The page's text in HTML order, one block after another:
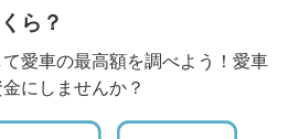
ら？
愛車の最高額を調べよう！愛車
にしませんか？